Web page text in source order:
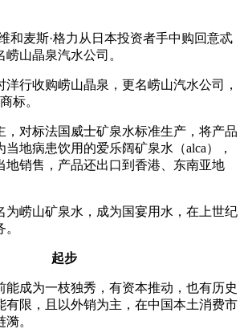
和麦斯·格力从日本投资者手中购回意忒
山晶泉汽水公司。
洋行收购崂山晶泉，更名崂山汽水公司，
标。
，对标法国威士矿泉水标准生产，将产品
地病患饮用的爱乐阔矿泉水（alca），
地销售，产品还出口到香港、东南亚地
为崂山矿泉水，成为国宴用水，在上世纪
起步
能成为一枝独秀，有资本推动，也有历史
有限，且以外销为主，在中国本土消费市
。